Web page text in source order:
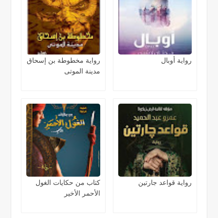
رواية أوبال
رواية مخطوطة بن إسحاق
مدينة الموتى
رواية قواعد جارتين
كتاب من حكايات الغول
الأحمر الأخير